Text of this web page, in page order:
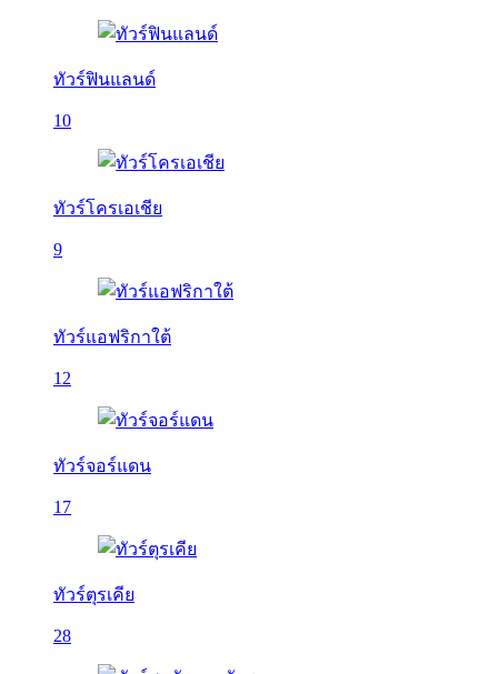
ทัวร์ฟินแลนด์
10
ทัวร์โครเอเชีย
9
ทัวร์แอฟริกาใต้
12
ทัวร์จอร์แดน
17
ทัวร์ตุรเคีย
28